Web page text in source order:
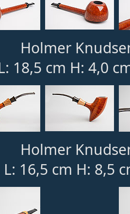
Holmer
18,5 cm H: 4,0
Holmer
L: 16,5 cm H: 8,5